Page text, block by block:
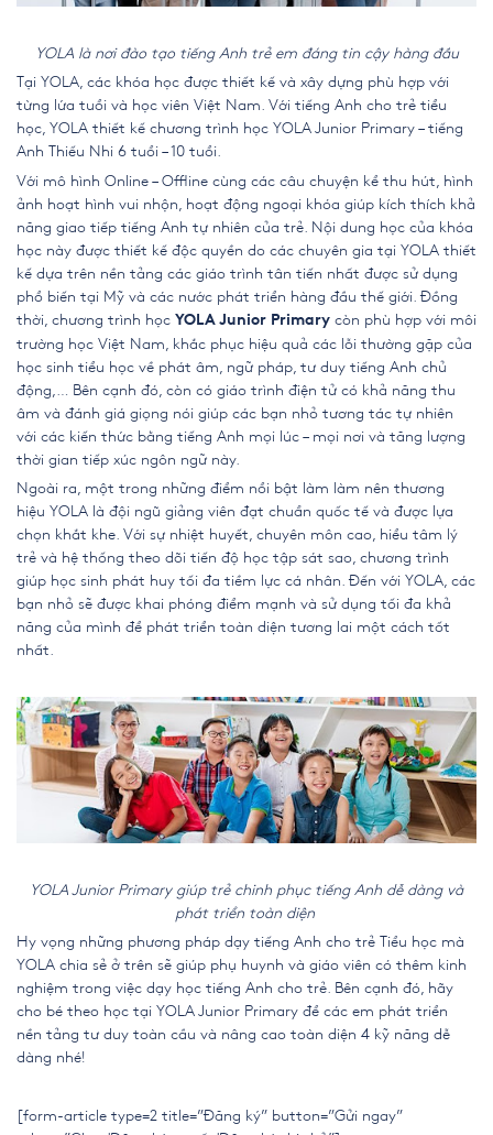
YOLA là nơi đào tạo tiếng Anh trẻ em đáng tin cậy hàng đầu
Tại YOLA, các khóa học được thiết kế và xây dựng phù hợp với
từng lứa tuổi và học viên Việt Nam. Với tiếng Anh cho trẻ tiểu
học , YOLA thiết kế chương trình học YOLA Junior Primary – tiếng
Anh Thiếu Nhi 6 tuổi – 10 tuổi.
Với mô hình Online – Offline cùng các câu chuyện kể thu hút, hình
ảnh hoạt hình vui nhộn, hoạt động ngoại khóa giúp kích thích khả
năng giao tiếp tiếng Anh tự nhiên của trẻ. Nội dung học của khóa
học này được thiết kế độc quyền do các chuyên gia tại YOLA thiết
kế dựa trên nền tảng các giáo trình tân tiến nhất được sử dụng
phổ biến tại Mỹ và các nước phát triển hàng đầu thế giới. Đồng
thời, chương trình học YOLA Junior Primary còn phù hợp với môi
trường học Việt Nam, khắc phục hiệu quả các lỗi thường gặp của
học sinh tiểu học về phát âm, ngữ pháp, tư duy tiếng Anh chủ
động,… Bên cạnh đó, còn có giáo trình điện tử có khả năng thu
âm và đánh giá giọng nói giúp các bạn nhỏ tương tác tự nhiên
với các kiến thức bằng tiếng Anh mọi lúc – mọi nơi và tăng lượng
thời gian tiếp xúc ngôn ngữ này.
Ngoài ra, một trong những điểm nổi bật làm làm nên thương
hiệu YOLA là đội ngũ giảng viên đạt chuẩn quốc tế và được lựa
chọn khắt khe. Với sự nhiệt huyết, chuyên môn cao, hiểu tâm lý
trẻ và hệ thống theo dõi tiến độ học tập sát sao, chương trình
giúp học sinh phát huy tối đa tiềm lực cá nhân. Đến với YOLA, các
bạn nhỏ sẽ được khai phóng điểm mạnh và sử dụng tối đa khả
năng của mình để phát triển toàn diện tương lai một cách tốt
nhất.
YOLA Junior Primary giúp trẻ chinh phục tiếng Anh dễ dàng và
phát triển toàn diện
Hy vọng những phương pháp dạy tiếng Anh cho trẻ Tiểu học mà
YOLA chia sẻ ở trên sẽ giúp phụ huynh và giáo viên có thêm kinh
nghiệm trong việc dạy học tiếng Anh cho trẻ. Bên cạnh đó, hãy
cho bé theo học tại YOLA Junior Primary để các em phát triển
nền tảng tư duy toàn cầu và nâng cao toàn diện 4 kỹ năng dễ
dàng nhé!
[form-article type=2 title=”Đăng ký” button=”Gửi ngay”